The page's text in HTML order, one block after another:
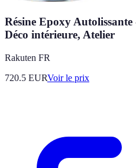
Résine Epoxy
Déco intérieure, Atelier
Rakuten FR
720.5 EURVoir le prix